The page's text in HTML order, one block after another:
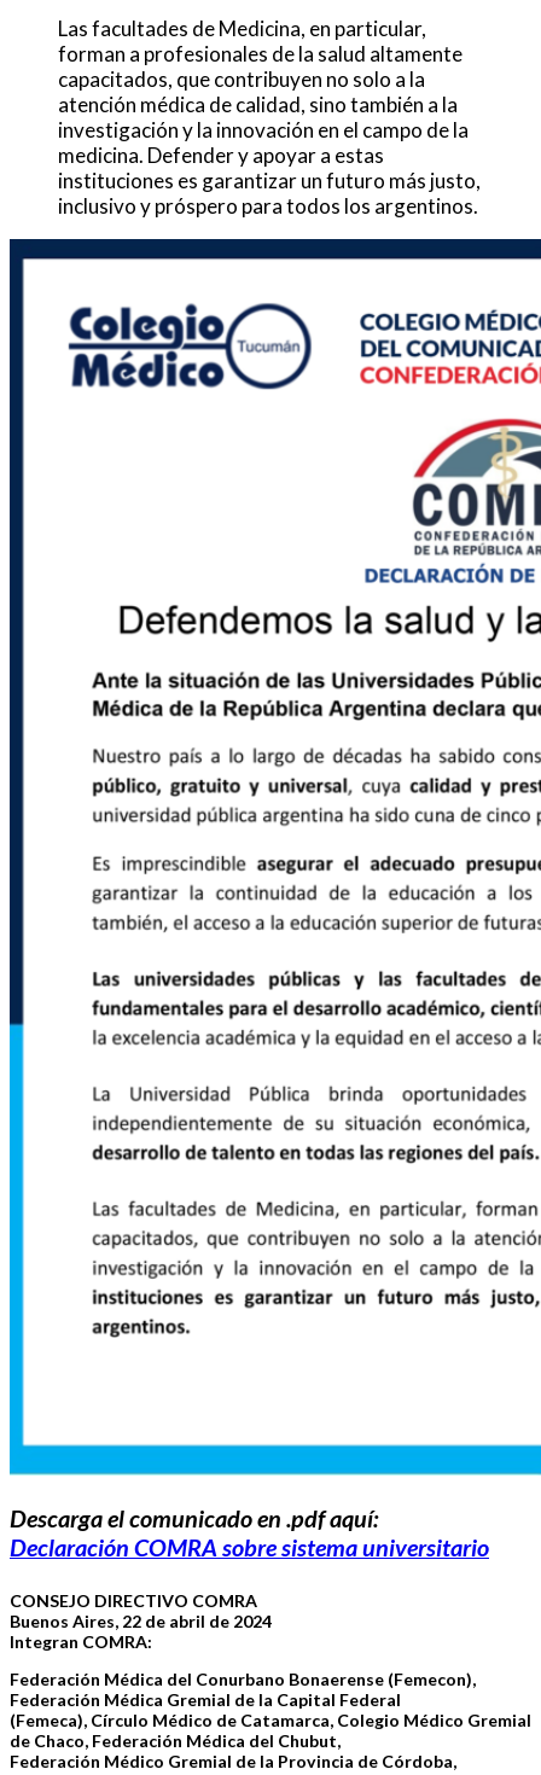
Las facultades de Medicina, en particular,
forman a profesionales de la salud altamente
capacitados, que contribuyen no solo a la
atención médica de calidad, sino también a la
investigación y la innovación en el campo de la
medicina. Defender y apoyar a estas
instituciones es garantizar un futuro más justo,
inclusivo y próspero para todos los argentinos.
Descarga el comunicado en .pdf aquí:
Declaración COMRA sobre sistema universitario
CONSEJO DIRECTIVO COMRA
Buenos Aires, 22 de abril de 2024
Integran COMRA:
Federación Médica del Conurbano Bonaerense (Femecon),
Federación Médica Gremial de la Capital Federal
(Femeca), Círculo Médico de Catamarca, Colegio Médico Gremial
de Chaco, Federación Médica del Chubut,
Federación Médico Gremial de la Provincia de Córdoba,